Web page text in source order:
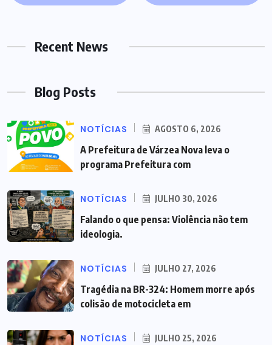
Recent News
Blog Posts
NOTÍCIAS AGOSTO 6, 2026
A Prefeitura de Várzea Nova leva o
programa Prefeitura com
NOTÍCIAS JULHO 30, 2026
Falando o que pensa: Violência não tem
ideologia.
NOTÍCIAS JULHO 27, 2026
Tragédia na BR-324: Homem morre após
colisão de motocicleta em
NOTÍCIAS JULHO 25, 2026